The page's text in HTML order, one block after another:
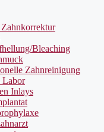
Bleaching
Zahnreinigung
Labor
Inlays